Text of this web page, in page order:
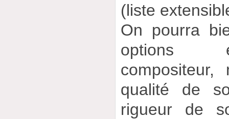
(liste
On pourra
options
qualité de
rigueur de